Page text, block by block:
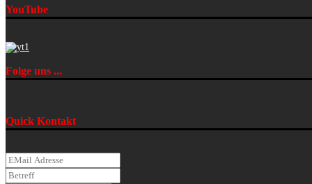
YouTube
Folge uns ...
Quick Kontakt